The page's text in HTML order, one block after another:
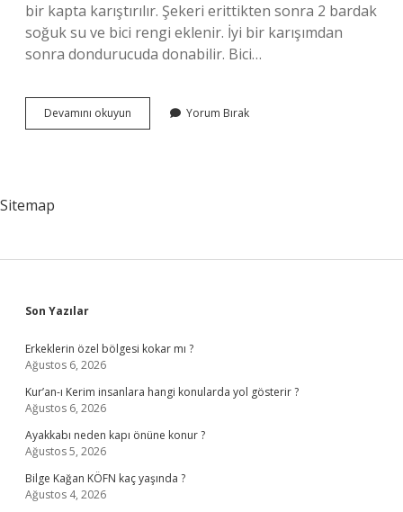
bir kapta karıştırılır. Şekeri erittikten sonra 2 bardak
soğuk su ve bici rengi eklenir. İyi bir karışımdan
sonra dondurucuda donabilir. Bici…
Devamını okuyun
Bici
Yorum Bırak
Sitemap
Sidebar
Son Yazılar
Erkeklerin özel bölgesi kokar mı ?
Ağustos 6, 2026
Kur’an-ı Kerim insanlara hangi konularda yol gösterir ?
Ağustos 6, 2026
Ayakkabı neden kapı önüne konur ?
Ağustos 5, 2026
Bilge Kağan KÖFN kaç yaşında ?
Ağustos 4, 2026